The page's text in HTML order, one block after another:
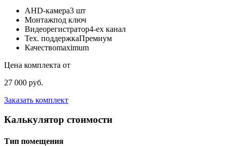
AHD-камера3 шт
Монтажпод ключ
Видеорегистратор4-ех канал
Тех. поддержкаПремиум
Качествоmaximum
Цена комплекта от
27 000 руб.
Заказать комплект
Калькулятор стоимости
Тип помещения